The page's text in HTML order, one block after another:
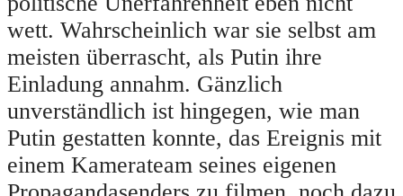
wett. Wahrscheinlich war sie selbst am
meisten überrascht, als Putin ihre
Einladung annahm. Gänzlich
unverständlich ist hingegen, wie man
Putin gestatten konnte, das Ereignis mit
einem Kamerateam seines eigenen